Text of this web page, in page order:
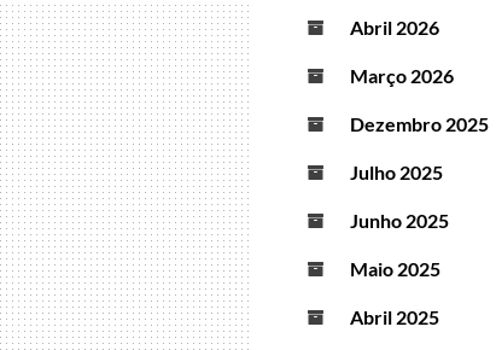
Abril 2026
Março 2026
Dezembro 2025
Julho 2025
Junho 2025
Maio 2025
Abril 2025